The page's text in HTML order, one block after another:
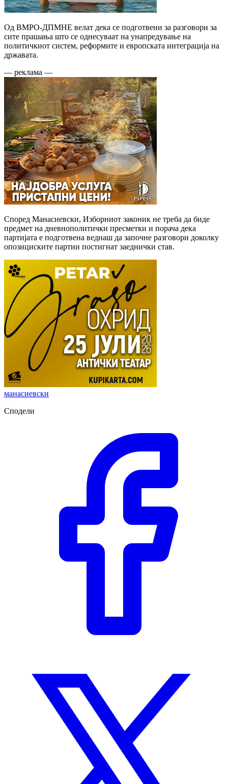
Од ВМРО-ДПМНЕ велат дека се подготвени за разговори за
сите прашања што се однесуваат на унапредување на
политичкиот систем, реформите и европската интеграција на
државата.
— реклама —
Според Манасиевски, Изборниот законик не треба да биде
предмет на дневнополитички пресметки и порача дека
партијата е подготвена веднаш да започне разговори доколку
опозициските партии постигнат заеднички став.
манасиевски
Сподели